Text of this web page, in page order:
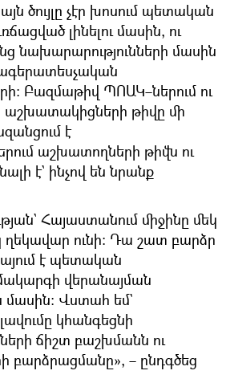
ծույլը չէր խոսում պետական
լինելու մասին, ու
նախարարությունների մասին
Բազմաթիվ ՊՈԱԿ–ներում ու
աշխատակիցների թիվը մի
է
աշխատողների թիվն ու
է` ինչով են նրանք
Հայաստանում միջինը մեկ
ունի։ Դա շատ բարձր
է պետական
վերանայման
մասին։ Վստահ եմ`
կհանգեցնի
ճիշտ բաշխմանն ու
– ընդգծեց